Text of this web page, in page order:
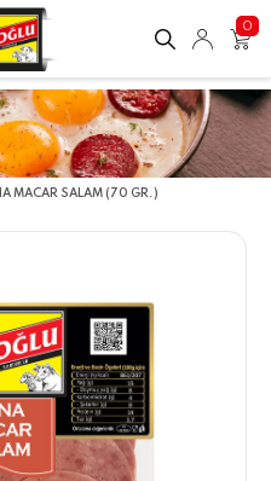
0
MACAR SALAM (70 GR.)